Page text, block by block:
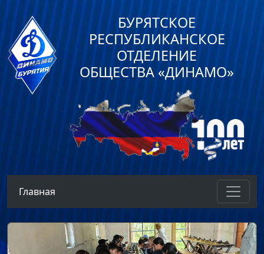
БУРЯТСКОЕ
РЕСПУБЛИКАНСКОЕ
ОТДЕЛЕНИЕ
ОБЩЕСТВА «ДИНАМО»
Главная